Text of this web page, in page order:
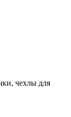
чехлы для